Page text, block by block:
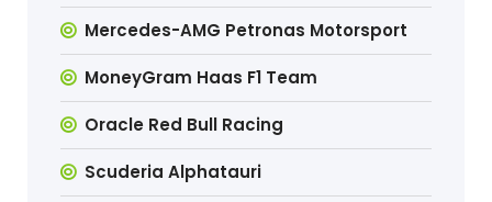
Mercedes-AMG Petronas Motorsport
MoneyGram Haas F1 Team
Oracle Red Bull Racing
Scuderia Alphatauri